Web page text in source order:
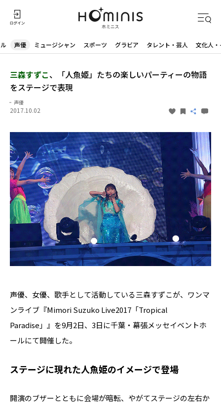
声優 ミュージシャン スポーツ グラビア タレント・芸人 文化人
三森すずこ、「人魚姫」たちの楽しいパーティーの物語
をステージで表現
声優
2017.10.02
声優、女優、歌手として活動している三森すずこが、ワンマ
ンライブ『Mimori Suzuko Live2017「Tropical
Paradise」』を9月2日、3日に千葉・幕張メッセイベントホ
ールにて開催した。
ステージに現れた人魚姫のイメージで登場
開演のブザーとともに会場が暗転、やがてステージの左右か